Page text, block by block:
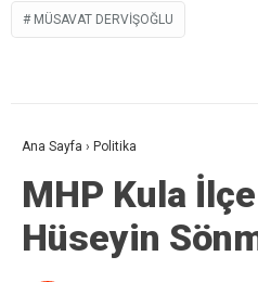
MÜSAVAT DERVIŞOĞLU
Ana Sayfa › Politika
MHP Kula
Hüseyin